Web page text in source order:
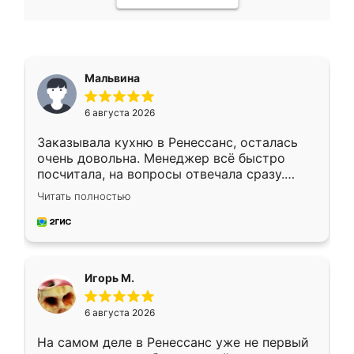
Мальвина
6 августа 2026
Заказывала кухню в Ренессанс, осталась
очень довольна. Менеджер всё быстро
посчитала, на вопросы отвечала сразу.
Замерщик приехал в субботу, подошёл к
делу со всей ответственностью. Собрали
за день, ребята работали аккуратно, даже
Читать полностью
Игорь М.
6 августа 2026
На самом деле в Ренессанс уже не первый